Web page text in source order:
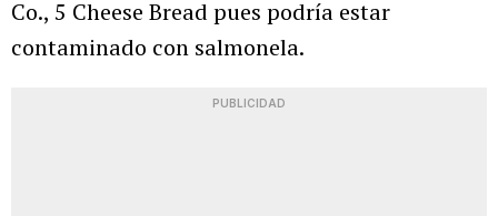
Co., 5 Cheese Bread pues podría estar
contaminado con salmonela.
PUBLICIDAD